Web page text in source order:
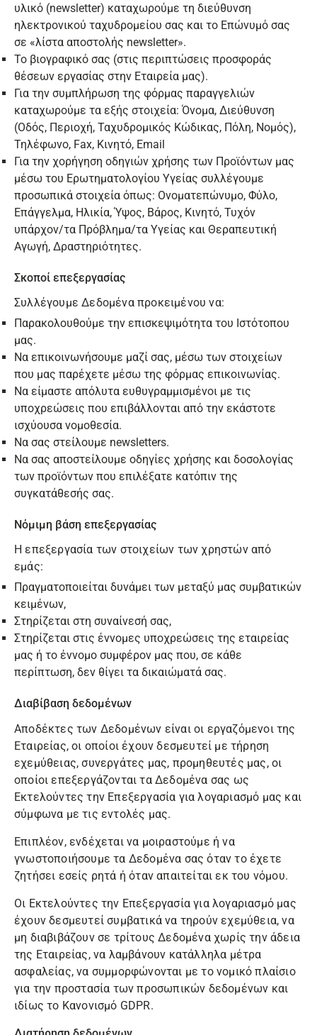
υλικό (newsletter) καταχωρούμε τη διεύθυνση
ηλεκτρονικού ταχυδρομείου σας και το Επώνυμό σας
σε «λίστα αποστολής newsletter».
Το βιογραφικό σας (στις περιπτώσεις προσφοράς
θέσεων εργασίας στην Εταιρεία μας).
Για την συμπλήρωση της φόρμας παραγγελιών
καταχωρούμε τα εξής στοιχεία: Όνομα, Διεύθυνση
(Οδός, Περιοχή, Ταχυδρομικός Κώδικας, Πόλη, Νομός),
Τηλέφωνο, Fax, Κινητό, Email
Για την χορήγηση οδηγιών χρήσης των Προϊόντων μας
μέσω του Ερωτηματολογίου Υγείας συλλέγουμε
προσωπικά στοιχεία όπως: Ονοματεπώνυμο, Φύλο,
Επάγγελμα, Ηλικία, Ύψος, Βάρος, Κινητό, Τυχόν
υπάρχον/τα Πρόβλημα/τα Υγείας και Θεραπευτική
Αγωγή, Δραστηριότητες.
Σκοποί επεξεργασίας
Συλλέγουμε Δεδομένα προκειμένου να:
Παρακολουθούμε την επισκεψιμότητα του Ιστότοπου
μας.
Να επικοινωνήσουμε μαζί σας, μέσω των στοιχείων
που μας παρέχετε μέσω της φόρμας επικοινωνίας.
Να είμαστε απόλυτα ευθυγραμμισμένοι με τις
υποχρεώσεις που επιβάλλονται από την εκάστοτε
ισχύουσα νομοθεσία.
Να σας στείλουμε newsletters.
Να σας αποστείλουμε οδηγίες χρήσης και δοσολογίας
των προϊόντων που επιλέξατε κατόπιν της
συγκατάθεσής σας.
Νόμιμη βάση επεξεργασίας
Η επεξεργασία των στοιχείων των χρηστών από
εμάς:
Πραγματοποιείται δυνάμει των μεταξύ μας συμβατικών
κειμένων,
Στηρίζεται στη συναίνεσή σας,
Στηρίζεται στις έννομες υποχρεώσεις της εταιρείας
μας ή το έννομο συμφέρον μας που, σε κάθε
περίπτωση, δεν θίγει τα δικαιώματά σας.
Διαβίβαση δεδομένων
Αποδέκτες των Δεδομένων είναι οι εργαζόμενοι της
Εταιρείας, οι οποίοι έχουν δεσμευτεί με τήρηση
εχεμύθειας, συνεργάτες μας, προμηθευτές μας, οι
οποίοι επεξεργάζονται τα Δεδομένα σας ως
Εκτελούντες την Επεξεργασία για λογαριασμό μας και
σύμφωνα με τις εντολές μας.
Επιπλέον, ενδέχεται να μοιραστούμε ή να
γνωστοποιήσουμε τα Δεδομένα σας όταν το έχετε
ζητήσει εσείς ρητά ή όταν απαιτείται εκ του νόμου.
Οι Εκτελούντες την Επεξεργασία για λογαριασμό μας
έχουν δεσμευτεί συμβατικά να τηρούν εχεμύθεια, να
μη διαβιβάζουν σε τρίτους Δεδομένα χωρίς την άδεια
της Εταιρείας, να λαμβάνουν κατάλληλα μέτρα
ασφαλείας, να συμμορφώνονται με το νομικό πλαίσιο
για την προστασία των προσωπικών δεδομένων και
ιδίως το Κανονισμό GDPR.